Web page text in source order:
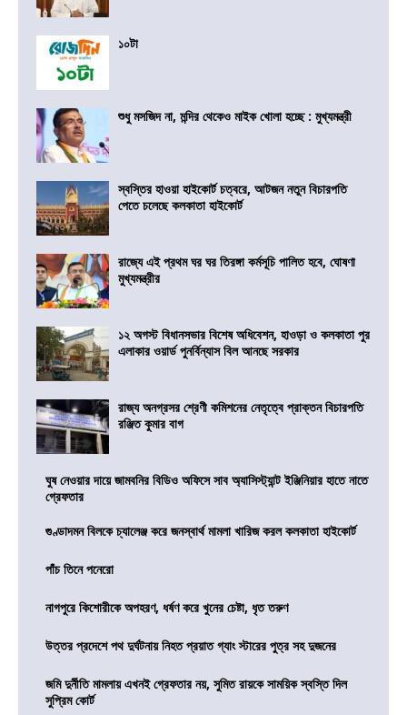
১০টা
শুধু মসজিদ না, মন্দির থেকেও মাইক খোলা হচ্ছে : মুখ্যমন্ত্রী
স্বস্তির হাওয়া হাইকোর্ট চত্বরে, আটজন নতুন বিচারপতি
পেতে চলেছে কলকাতা হাইকোর্ট
রাজ্যে এই প্রথম ঘর ঘর তিরঙ্গা কর্মসূচি পালিত হবে, ঘোষণা
মুখ্যমন্ত্রীর
১২ অগস্ট বিধানসভার বিশেষ অধিবেশন, হাওড়া ও কলকাতা পুর
এলাকার ওয়ার্ড পুনর্বিন্যাস বিল আনছে সরকার
রাজ্য অনগ্রসর শ্রেণী কমিশনের নেতৃত্বে প্রাক্তন বিচারপতি
রঞ্জিত কুমার বাগ
ঘুষ নেওয়ার দায়ে জামবনির বিডিও অফিসে সাব অ্যাসিস্ট্যান্ট ইঞ্জিনিয়ার হাতে নাতে
গ্রেফতার
গুণ্ডাদমন বিলকে চ্যালেঞ্জ করে জনস্বার্থ মামলা খারিজ করল কলকাতা হাইকোর্ট
পাঁচ তিনে পনেরো
নাগপুরে কিশোরীকে অপহরণ, ধর্ষণ করে খুনের চেষ্টা, ধৃত তরুণ
উত্তর প্রদেশে পথ দুর্ঘটনায় নিহত প্রয়াত গ্যাং স্টারের পুত্র সহ দুজনের
জমি দুর্নীতি মামলায় এখনই গ্রেফতার নয়, সুমিত রায়কে সাময়িক স্বস্তি দিল
সুপ্রিম কোর্ট